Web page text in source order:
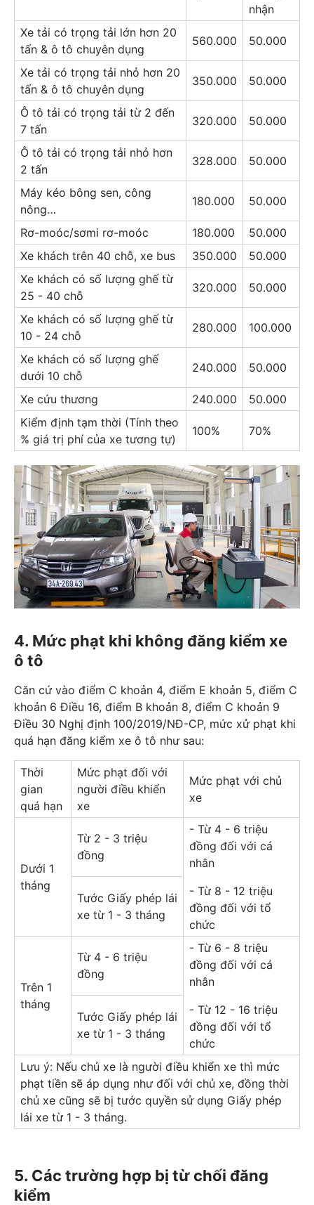
nhận
Xe tải có trọng tải lớn hơn 20
tấn & ô tô chuyên dụng
560.000 50.000
Xe tải có trọng tải nhỏ hơn 20
tấn & ô tô chuyên dụng
350.000 50.000
Ô tô tải có trọng tải từ 2 đến
7 tấn
320.000 50.000
Ô tô tải có trọng tải nhỏ hơn
2 tấn
328.000 50.000
Máy kéo bông sen, công
nông…
180.000 50.000
Rơ-moóc/sơmi rơ-moóc 180.000
50.000
Xe khách trên 40 chỗ, xe bus
350.000
50.000
Xe khách có số lượng ghế từ
25 - 40 chỗ
320.000 50.000
Xe khách có số lượng ghế từ
10 - 24 chỗ
280.000 100.000
Xe khách có số lượng ghế
dưới 10 chỗ
240.000 50.000
Xe cứu thương 240.000
50.000
Kiểm định tạm thời (Tính theo
% giá trị phí của xe tương tự)
100% 70%
4. Mức phạt khi không đăng kiểm xe
ô tô
Căn cứ vào điểm C khoản 4, điểm E khoản 5, điểm C
khoản 6 Điều 16, điểm B khoản 8, điểm C khoản 9
Điều 30 Nghị định 100/2019/NĐ-CP, mức xử phạt khi
quá hạn đăng kiểm xe ô tô như sau:
Thời
gian
quá hạn
Mức phạt đối với
người điều khiển
xe
Mức phạt với chủ
xe
Dưới 1
tháng
Từ 2 - 3 triệu
đồng
- Từ 4 - 6 triệu
đồng đối với cá
nhân
- Từ 8 - 12 triệu
đồng đối với tổ
chức
Tước Giấy phép lái
xe từ 1 - 3 tháng
Trên 1
tháng
Từ 4 - 6 triệu
đồng
- Từ 6 - 8 triệu
đồng đối với cá
nhân
- Từ 12 - 16 triệu
đồng đối với tổ
chức
Tước Giấy phép lái
xe từ 1 - 3 tháng
Lưu ý: Nếu chủ xe là người điều khiển xe thì mức
phạt tiền sẽ áp dụng như đối với chủ xe, đồng thời
chủ xe cũng sẽ bị tước quyền sử dụng Giấy phép
lái xe từ 1 - 3 tháng.
5. Các trường hợp bị từ chối đăng
kiểm